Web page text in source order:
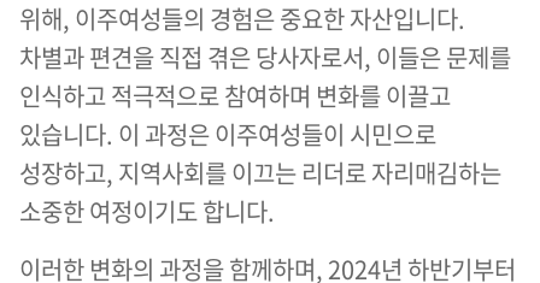
위해, 이주여성들의 경험은 중요한 자산입니다.
차별과 편견을 직접 겪은 당사자로서, 이들은 문제를
인식하고 적극적으로 참여하며 변화를 이끌고
있습니다. 이 과정은 이주여성들이 시민으로
성장하고, 지역사회를 이끄는 리더로 자리매김하는
소중한 여정이기도 합니다.
이러한 변화의 과정을 함께하며, 2024년 하반기부터